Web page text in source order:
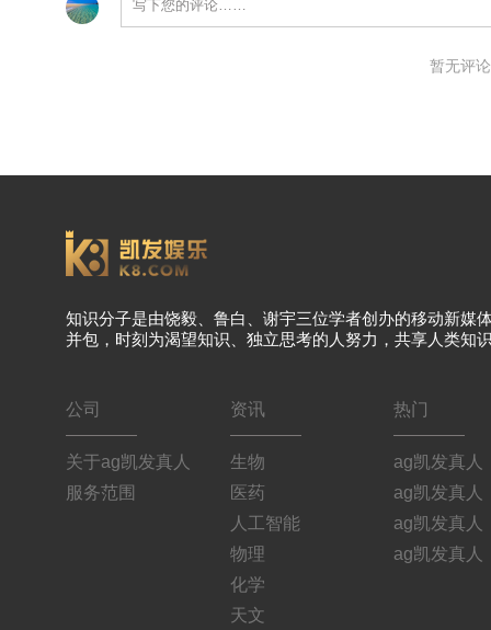
暂无评
知识分子是由饶毅、鲁白、谢宇三位学者创办的移动新媒
并包，时刻为渴望知识、独立思考的人努力，共享人类知
公司
关于ag凯发真人
服务范围
资讯
生物
医药
人工智能
物理
化学
天文
热门
ag凯发真人
ag凯发真人
ag凯发真人
ag凯发真人